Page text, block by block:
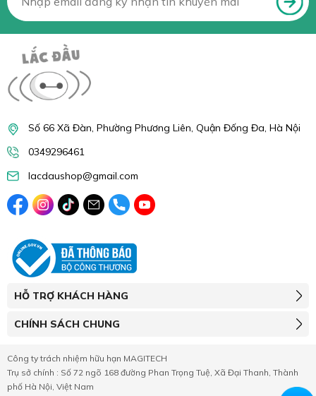
Số 66 Xã Đàn, Phường Phương Liên, Quận Đống Đa, Hà Nội
0349296461
lacdaushop@gmail.com
HỖ TRỢ KHÁCH HÀNG
CHÍNH SÁCH CHUNG
Công ty trách nhiệm hữu hạn MAGITECH
Trụ sở chính : Số 72 ngõ 168 đường Phan Trọng Tuệ, Xã Đại Thanh, Thành
phố Hà Nội, Việt Nam